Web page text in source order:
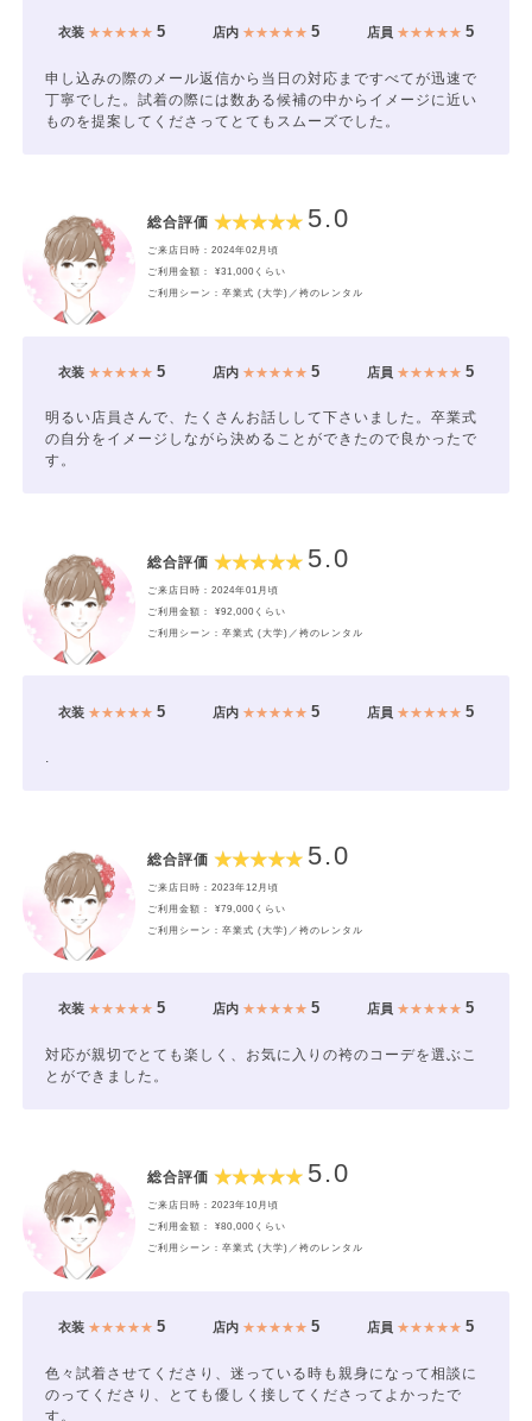
衣装★★★★★ 5 店内★★★★★ 5 店員 ★★★★★5
申し込みの際のメール返信から当日の対応まですべてが迅速で
丁寧でした。試着の際には数ある候補の中からイメージに近い
ものを提案してくださってとてもスムーズでした。
総合評価 5.0
ご来店日時：2024年02月頃
ご利用金額： ¥31,000くらい
ご利用シーン：卒業式 (大学)／袴のレンタル
衣装★★★★★ 5 店内★★★★★ 5 店員 ★★★★★5
明るい店員さんで、たくさんお話しして下さいました。卒業式
の自分をイメージしながら決めることができたので良かったで
す。
総合評価 5.0
ご来店日時：2024年01月頃
ご利用金額： ¥92,000くらい
ご利用シーン：卒業式 (大学)／袴のレンタル
衣装★★★★★ 5 店内★★★★★ 5 店員 ★★★★★5
.
総合評価 5.0
ご来店日時：2023年12月頃
ご利用金額： ¥79,000くらい
ご利用シーン：卒業式 (大学)／袴のレンタル
衣装★★★★★ 5 店内★★★★★ 5 店員 ★★★★★5
対応が親切でとても楽しく、お気に入りの袴のコーデを選ぶこ
とができました。
総合評価 5.0
ご来店日時：2023年10月頃
ご利用金額： ¥80,000くらい
ご利用シーン：卒業式 (大学)／袴のレンタル
衣装★★★★★ 5 店内★★★★★ 5 店員 ★★★★★5
色々試着させてくださり、迷っている時も親身になって相談に
のってくださり、とても優しく接してくださってよかったで
す。